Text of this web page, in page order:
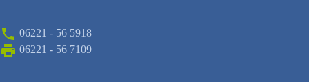
06221 - 56 5918
06221 - 56 7109